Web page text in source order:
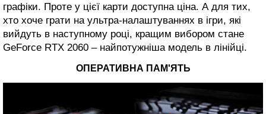
графіки. Проте у цієї карти доступна ціна. А для тих,
хто хоче грати на ультра-налаштуваннях в ігри, які
вийдуть в наступному році, кращим вибором стане
GeForce RTX 2060 – найпотужніша модель в лінійці.
ОПЕРАТИВНА ПАМ'ЯТЬ